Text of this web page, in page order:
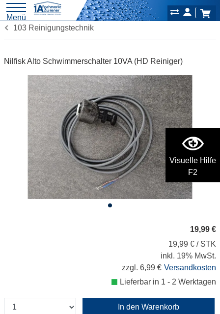
Visuelle Hilfe
F2
Menü
103 Reinigungstechnik
Nilfisk Alto Schwimmerschalter 10VA (HD Reiniger)
19,99 €
19,99 € / STK
inkl. 19% MwSt.
zzgl. 6,99 € Versandkosten
Lieferbar in 1 - 2 Werktagen
In den Warenkorb